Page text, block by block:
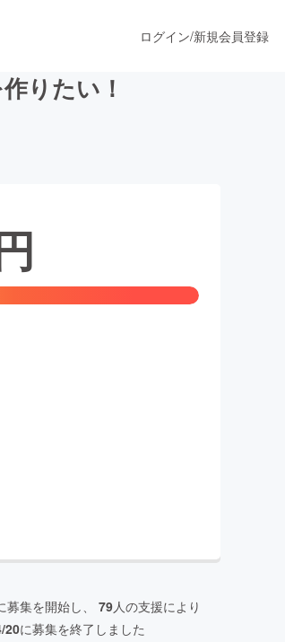
ッション
ログイン/新規会員登録
りたい！
募集を開始し、 79人の支援により
20に募集を終了しました